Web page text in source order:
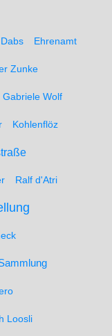
Ehrenamt
Zunke
Gabriele Wolf
Kohlenflöz
Ralf d'Atri
Loosli